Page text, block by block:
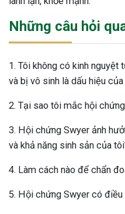
Những câu hỏi
1. Tôi không có kinh nguyệt
và bị vô sinh là dấu hiệu của
2. Tại sao tôi mắc hội
3. Hội chứng Swyer ảnh
và khả năng sinh sản của
4. Làm cách nào để chẩn
5. Hội chứng Swyer có